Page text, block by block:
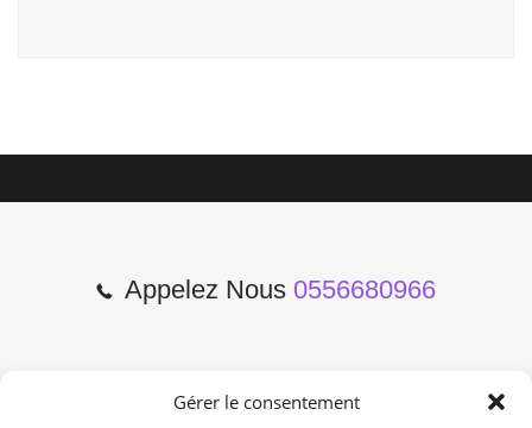
Gérer le consentement
Appelez Nous 0556680966
2 Cours de l'Yser 33800